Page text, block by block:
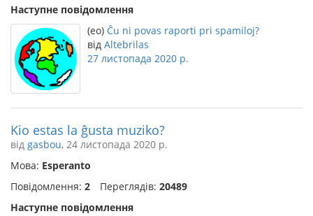
Наступне повідомлення
(eo) Ĉu ni povas raporti pri spamiloj?
від Altebrilas
27 листопада 2020 р.
Kio estas la ĝusta muziko?
від gasbou, 24 листопада 2020 р.
Мова: Esperanto
Повідомлення: 2 Переглядів: 20489
Наступне повідомлення